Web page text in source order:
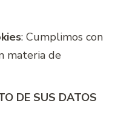
: Cumplimos con
materia de
DE SUS DATOS